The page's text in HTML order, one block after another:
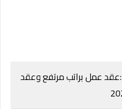
النرويج 2023 Norway :عقد عمل براتب مرتفع وعقد